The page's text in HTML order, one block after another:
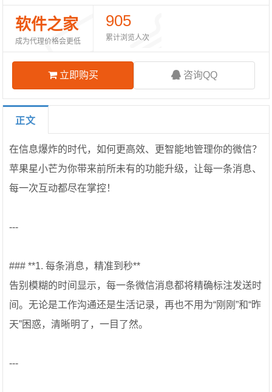
步-斗战神8049包-TF模式上架-自助发码平
台
软件之家
成为代理价格会更低
905
累计浏览人次
立即购买 咨询QQ
正文
在信息爆炸的时代，如何更高效、更智能地管理你的微信？
苹果星小芒为你带来前所未有的功能升级，让每一条消息、
每一次互动都尽在掌控！
---
### **1. 每条消息，精准到秒**
告别模糊的时间显示，每一条微信消息都将精确标注发送时
间。无论是工作沟通还是生活记录，再也不用为“刚刚”和“昨
天”困惑，清晰明了，一目了然。
---